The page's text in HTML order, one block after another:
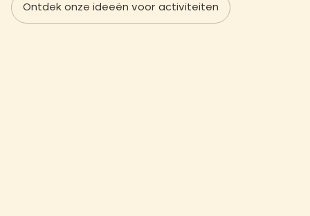
Ontdek onze ideeën voor activiteiten